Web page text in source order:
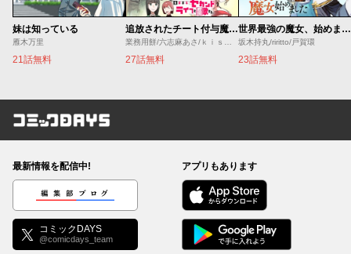
妹は知っている
雁木万里
21話無料
追放されたチート付与魔術師は気ままなセカンドライフを謳歌する。 ～俺は武器だけじゃなく、あらゆるものに『強化ポイント』を付与できるし、俺の意思でいつでも効果を解除できるけど、残った人たち大丈夫？～
27話無料
世界最強の魔女、始めました ～私だけ『攻略サイト』を見れる世界で自由に生きます～
坂木持丸/riritto/戸賀環
23話無料
コミックDAYS
最新情報を配信中!
編集部ブログ
コミックDAYS
@comicdays_team
アプリもあります